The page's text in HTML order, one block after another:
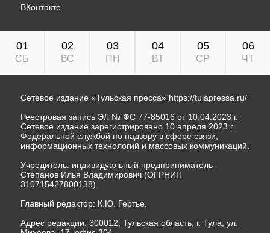
ВКонтакте
01
СБ
02
ВС
03
ПН
04
ВТ
05
СР
06
ЧТ
Сетевое издание «Тульская пресса» https://tulapressa.ru/
Реестровая запись ЭЛ № ФС 77-85016 от 10.04.2023 г.
Сетевое издание зарегистрировано 10 апреля 2023 г.
Федеральной службой по надзору в сфере связи,
информационных технологий и массовых коммуникаций.
Учредитель: индивидуальный предприниматель
Степанов Илья Владимирович (ОГРНИП
310715427800138).
Главный редактор: К.Ю. Гертье.
Адрес редакции: 300012, Тульская область, г. Тула, ул.